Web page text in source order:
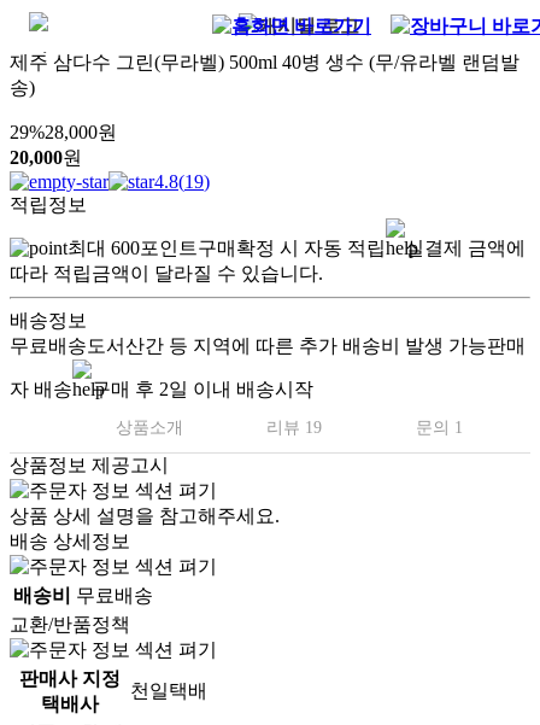
제주 삼다수 그린(무라벨) 500ml 40병 생수 (무/유라벨 랜덤발
송)
29%28,000원
20,000원
4.8(19)
적립정보
최대 600포인트구매확정 시 자동 적립
실결제 금액에
따라 적립금액이 달라질 수 있습니다.
배송정보
무료배송도서산간 등 지역에 따른 추가 배송비 발생 가능판매
자 배송 구매 후 2일 이내 배송시작
상품소개 리뷰 19 문의 1
상품정보 제공고시
상품 상세 설명을 참고해주세요.
배송 상세정보
배송비
무료배송
교환/반품정책
판매사 지정
택배사
천일택배